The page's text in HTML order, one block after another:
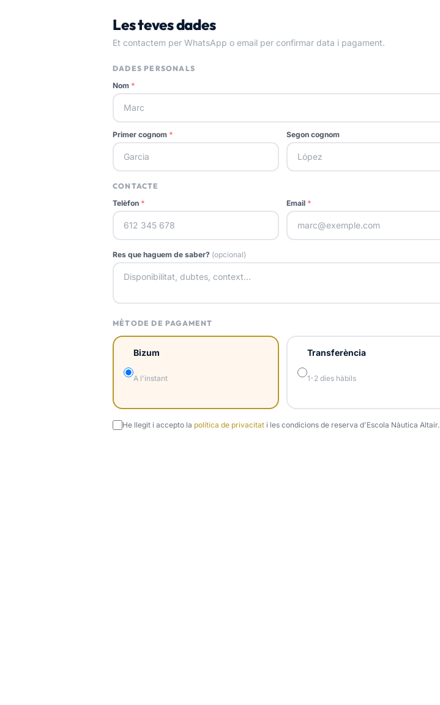
Les teves dades
Et contactem per WhatsApp o email per confirmar data i pagament.
DADES PERSONALS
Nom *
Primer cognom * Segon cognom
CONTACTE
Telèfon * Email *
Res que haguem de saber? (opcional)
MÈTODE DE PAGAMENT
Bizum
A l'instant
Transferència
1-2 dies hàbils
He llegit i accepto la política de privacitat i les condicions de reserva d'Escola Nàutica Altair.